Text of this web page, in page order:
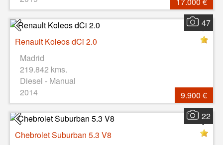
47
Renault Koleos dCi 2.0
Madrid
219.842 kms.
Diesel - Manual
2014
9.900 €
22
Chebrolet Suburban 5.3 V8